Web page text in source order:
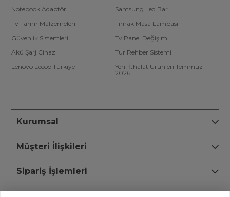
Notebook Adaptör
Samsung Led Bar
Tv Tamir Malzemeleri
Tırnak Masa Lambası
Güvenlik Sistemleri
Tv Panel Değişimi
Akü Şarj Cihazı
Tur Rehber Sistemi
Lenovo Lecoo Türkiye
Yeni İthalat Ürünleri Temmuz
2026
Kurumsal
Müşteri İlişkileri
Sipariş İşlemleri